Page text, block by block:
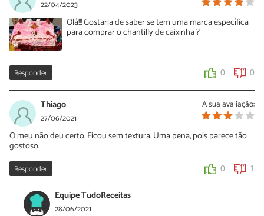
22/04/2023
Olá!!! Gostaria de saber se tem uma marca específica
para comprar o chantilly de caixinha ?
Responder 0 0
A sua avaliação:
Thiago
27/06/2021
O meu não deu certo. Ficou sem textura. Uma pena, pois parece tão
gostoso.
Responder 0 1
Equipe TudoReceitas
28/06/2021